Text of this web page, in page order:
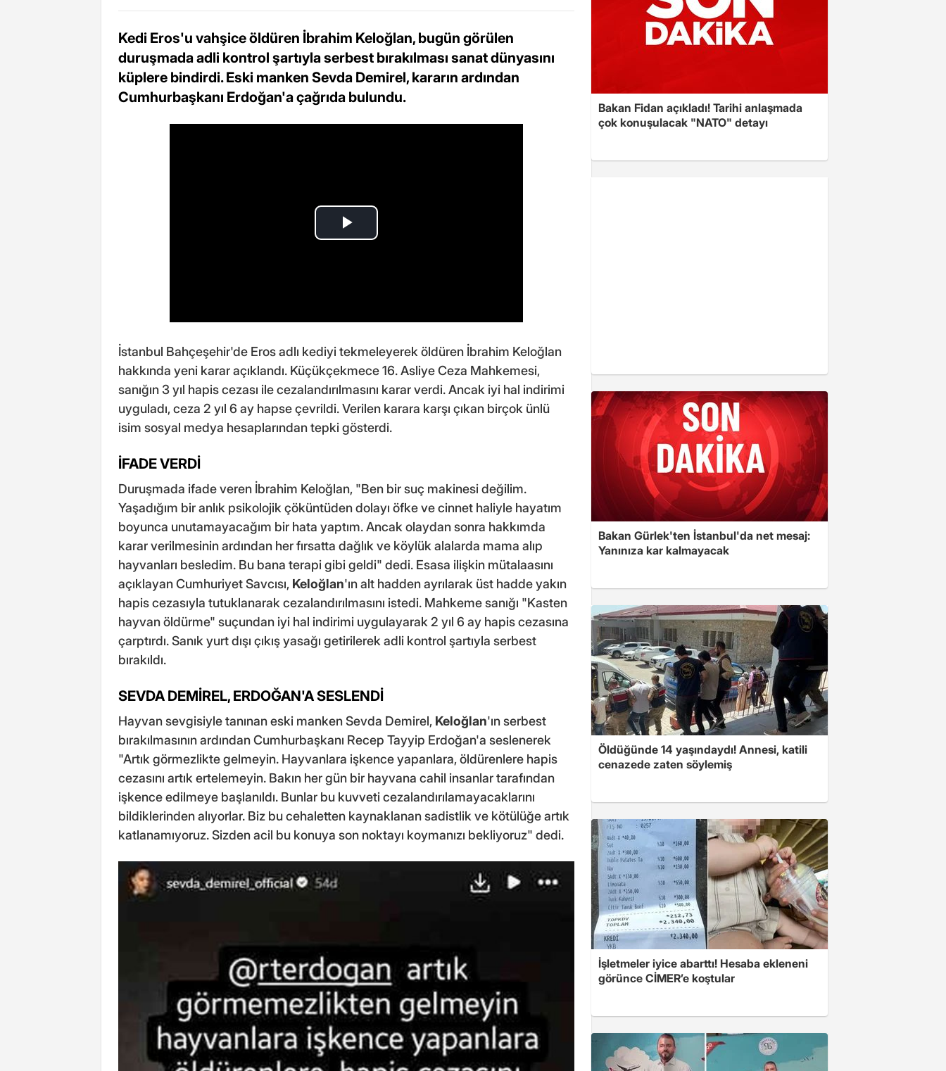
Kedi Eros'u vahşice öldüren İbrahim Keloğlan, bugün görülen
duruşmada adli kontrol şartıyla serbest bırakılması sanat dünyasını
küplere bindirdi. Eski manken Sevda Demirel, kararın ardından
Cumhurbaşkanı Erdoğan'a çağrıda bulundu.
İstanbul Bahçeşehir'de Eros adlı kediyi tekmeleyerek öldüren İbrahim Keloğlan
hakkında yeni karar açıklandı. Küçükçekmece 16. Asliye Ceza Mahkemesi,
sanığın 3 yıl hapis cezası ile cezalandırılmasını karar verdi. Ancak iyi hal indirimi
uyguladı, ceza 2 yıl 6 ay hapse çevrildi. Verilen karara karşı çıkan birçok ünlü
isim sosyal medya hesaplarından tepki gösterdi.
İFADE VERDİ
Duruşmada ifade veren İbrahim Keloğlan, "Ben bir suç makinesi değilim.
Yaşadığım bir anlık psikolojik çöküntüden dolayı öfke ve cinnet haliyle hayatım
boyunca unutamayacağım bir hata yaptım. Ancak olaydan sonra hakkımda
karar verilmesinin ardından her fırsatta dağlık ve köylük alalarda mama alıp
hayvanları besledim. Bu bana terapi gibi geldi" dedi. Esasa ilişkin mütalaasını
açıklayan Cumhuriyet Savcısı, Keloğlan'ın alt hadden ayrılarak üst hadde yakın
hapis cezasıyla tutuklanarak cezalandırılmasını istedi. Mahkeme sanığı "Kasten
hayvan öldürme" suçundan iyi hal indirimi uygulayarak 2 yıl 6 ay hapis cezasına
çarptırdı. Sanık yurt dışı çıkış yasağı getirilerek adli kontrol şartıyla serbest
bırakıldı.
SEVDA DEMİREL, ERDOĞAN'A SESLENDİ
Hayvan sevgisiyle tanınan eski manken Sevda Demirel, Keloğlan'ın serbest
bırakılmasının ardından Cumhurbaşkanı Recep Tayyip Erdoğan'a seslenerek
"Artık görmezlikte gelmeyin. Hayvanlara işkence yapanlara, öldürenlere hapis
cezasını artık ertelemeyin. Bakın her gün bir hayvana cahil insanlar tarafından
işkence edilmeye başlanıldı. Bunlar bu kuvveti cezalandırılamayacaklarını
bildiklerinden alıyorlar. Biz bu cehaletten kaynaklanan sadistlik ve kötülüğe artık
katlanamıyoruz. Sizden acil bu konuya son noktayı koymanızı bekliyoruz" dedi.
Bakan Fidan açıkladı! Tarihi anlaşmada
çok konuşulacak "NATO" detayı
Bakan Gürlek'ten İstanbul'da net mesaj:
Yanınıza kar kalmayacak
Öldüğünde 14 yaşındaydı! Annesi, katili
cenazede zaten söylemiş
İşletmeler iyice abarttı! Hesaba ekleneni
görünce CİMER’e koştular